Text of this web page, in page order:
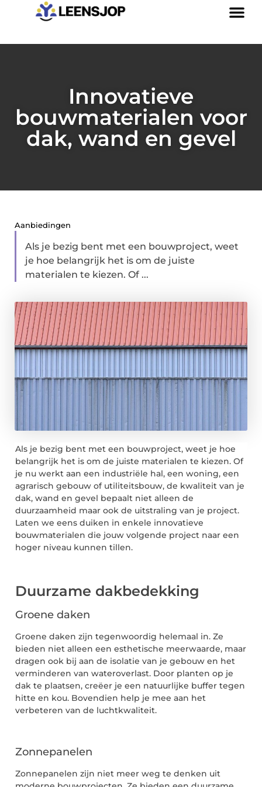
Innovatieve
bouwmaterialen voor
dak, wand en gevel
Aanbiedingen
Als je bezig bent met een bouwproject, weet
je hoe belangrijk het is om de juiste
materialen te kiezen. Of ...
Als je bezig bent met een bouwproject, weet je hoe
belangrijk het is om de juiste materialen te kiezen. Of
je nu werkt aan een industriële hal, een woning, een
agrarisch gebouw of utiliteitsbouw, de kwaliteit van je
dak, wand en gevel bepaalt niet alleen de
duurzaamheid maar ook de uitstraling van je project.
Laten we eens duiken in enkele innovatieve
bouwmaterialen die jouw volgende project naar een
hoger niveau kunnen tillen.
Duurzame dakbedekking
Groene daken
Groene daken zijn tegenwoordig helemaal in. Ze
bieden niet alleen een esthetische meerwaarde, maar
dragen ook bij aan de isolatie van je gebouw en het
verminderen van wateroverlast. Door planten op je
dak te plaatsen, creëer je een natuurlijke buffer tegen
hitte en kou. Bovendien help je mee aan het
verbeteren van de luchtkwaliteit.
Zonnepanelen
Zonnepanelen zijn niet meer weg te denken uit